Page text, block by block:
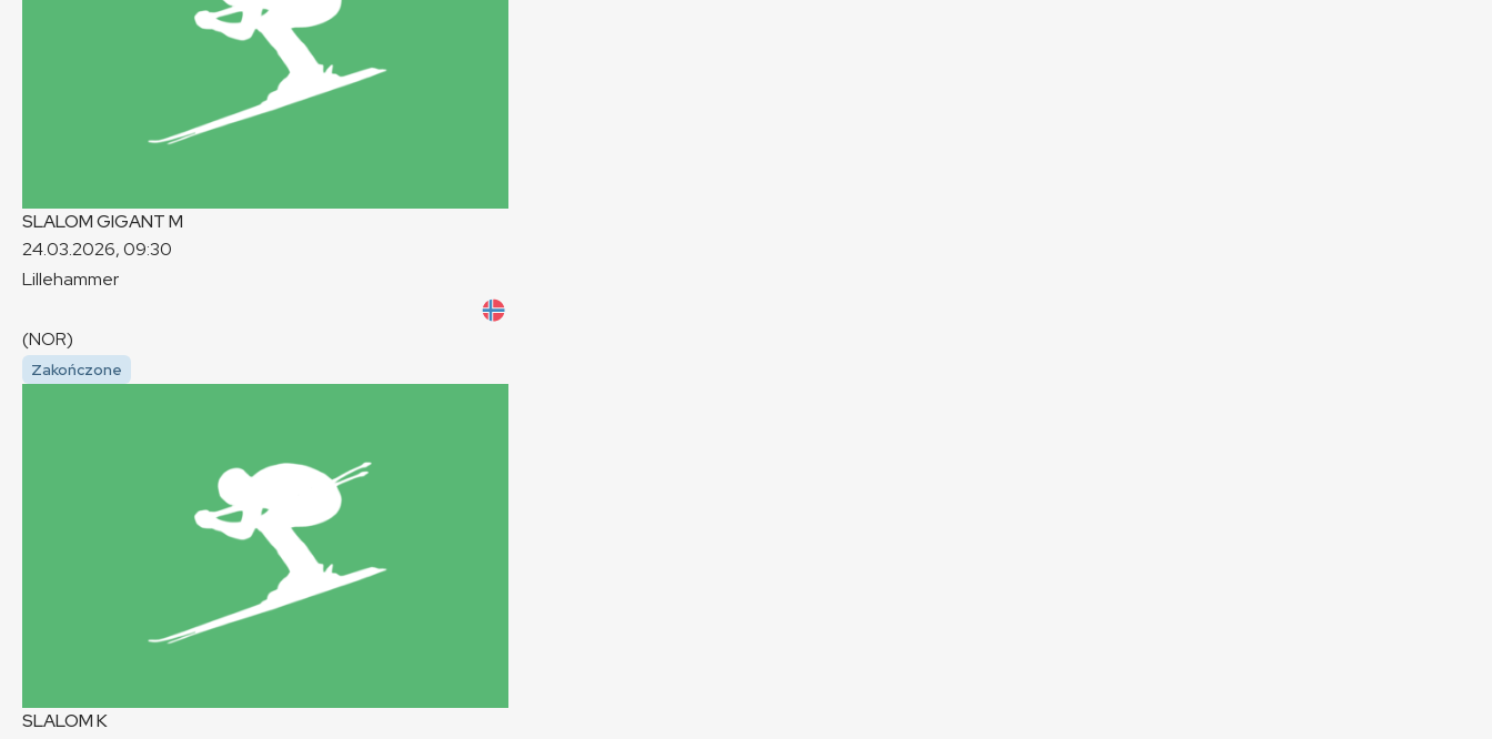
SLALOM GIGANTM
24.03.2026, 09:30
Lillehammer
(NOR)
Zakończone
SLALOMK